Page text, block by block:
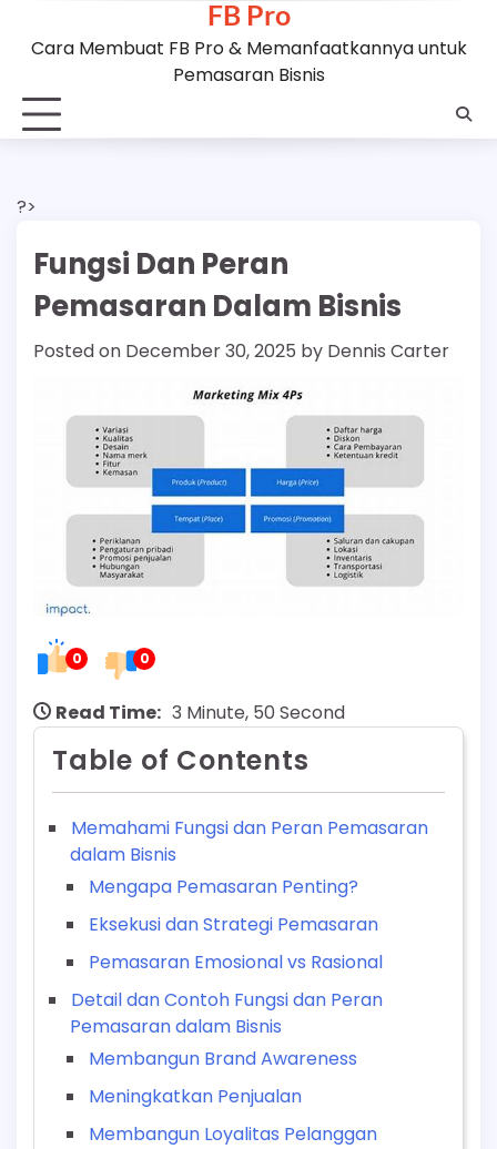
FB Pro
Cara Membuat FB Pro & Memanfaatkannya untuk
Pemasaran Bisnis
?>
Fungsi Dan Peran
Pemasaran Dalam Bisnis
Posted on December 30, 2025 by Dennis Carter
0 0
Read Time: 3 Minute, 50 Second
Table of Contents
Memahami Fungsi dan Peran Pemasaran
dalam Bisnis
Mengapa Pemasaran Penting?
Eksekusi dan Strategi Pemasaran
Pemasaran Emosional vs Rasional
Detail dan Contoh Fungsi dan Peran
Pemasaran dalam Bisnis
Membangun Brand Awareness
Meningkatkan Penjualan
Membangun Loyalitas Pelanggan